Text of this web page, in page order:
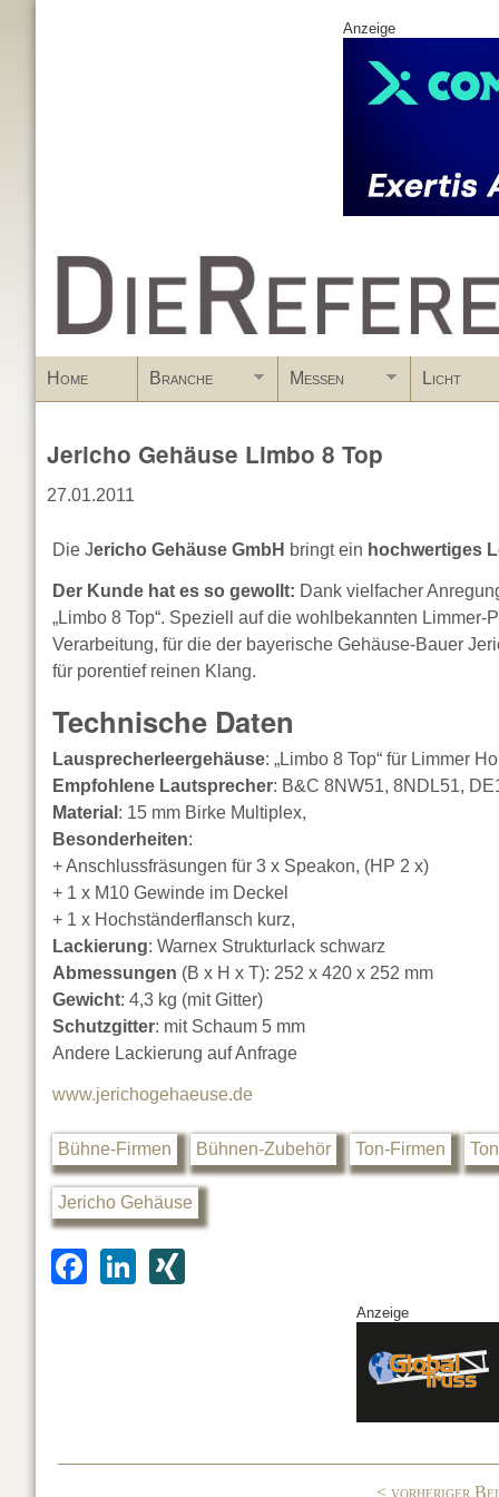
Anzeige
www.DieReferenz.de
Home Branche Messen Licht
Jericho Gehäuse Limbo 8 Top
27.01.2011
Die Jericho Gehäuse GmbH bringt ein hochwertiges
Der Kunde hat es so gewollt: Dank vielfacher
„Limbo 8 Top“. Speziell auf die wohlbekannten
Verarbeitung, für die der bayerische Gehäuse-Bauer
für porentief reinen Klang.
Technische Daten
Lausprecherleergehäuse: „Limbo 8 Top“ für Limmer
Empfohlene Lautsprecher: B&C 8NW51, 8NDL51,
Material : 15 mm Birke Multiplex,
Besonderheiten:
+ Anschlussfräsungen für 3 x Speakon, (HP 2 x)
+ 1 x M10 Gewinde im Deckel
+ 1 x Hochständerflansch kurz,
Lackierung: Warnex Strukturlack schwarz
Abmessungen (B x H x T): 252 x 420 x 252 mm
Gewicht: 4,3 kg (mit Gitter)
Schutzgitter: mit Schaum 5 mm
Andere Lackierung auf Anfrage
www.jerichogehaeuse.de
Bühne-Firmen Bühnen-Zubehör Ton-Firmen
Jericho Gehäuse
F
o
Li
Anzeige
< vorheriger